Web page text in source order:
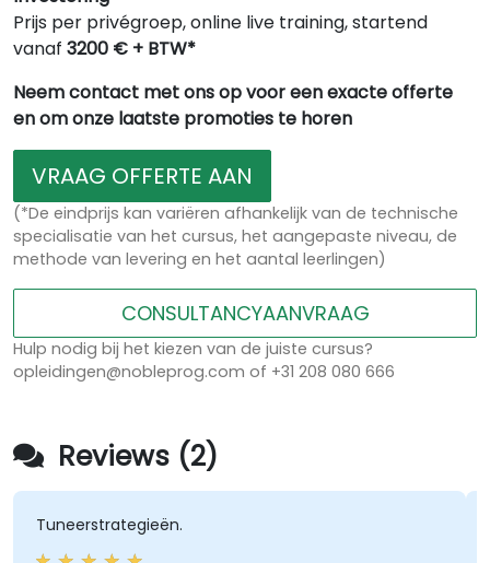
Prijs per privégroep, online live training, startend
vanaf 3200 € + BTW*
Neem contact met ons op voor een exacte offerte
en om onze laatste promoties te horen
VRAAG OFFERTE AAN
(*De eindprijs kan variëren afhankelijk van de technische
specialisatie van het cursus, het aangepaste niveau, de
methode van levering en het aantal leerlingen)
CONSULTANCYAANVRAAG
Hulp nodig bij het kiezen van de juiste cursus?
opleidingen@nobleprog.com of +31 208 080 666
Reviews (2)
Tuneerstrategieën.